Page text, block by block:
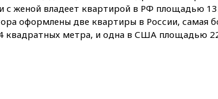
с женой владеет квартирой в РФ площадью
оформлены две квартиры в России, самая
квадратных метра, и одна в США площадью